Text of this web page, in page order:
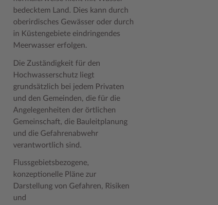
Geodatenportale (Kreiskarte)
Kontakt / Öffnungszeiten
Lebenslagen
Leistungen
Publikationen
Wo Sie uns finden
Wunsch-Kennzeichen ↗
Zuständigkeitsfinder SH ↗
Fotoarchiv
Klimaanpassungskonzept
Kreistag Sitzungskalender
Lokales Wetter
Pressemeldungen
Social Media
Stellenangebote
Stormarninfo
Termine
Kreispräsident
Kreistag Sitzungskalender
Kreisverwaltung
Landrat
Stabsbereiche
Städte und Gemeinden
Wahlen im Kreis
Wappen und Geschichte
Wappenrolle
Offene Stellen
Weiterbildung beim Kreis Stormarn
Wen wir suchen
Klimaschutz beim Kreis Stormarn
Stormarner Bündnis für bezahlbares Wohnen
Wirtschafts- und Aufbaugesellschaft Stormarn
Zahlen, Daten, Fakten
Kulturelle Einrichtungen
Naturschutzgebiete
Radwandern
Storchenhorste
Lieblingsplätze in der Metropolregion
Termine und Veranstaltungen
Tourismus
Umlandscout Hamburg
Vereine und Gruppen
Wälder und Moore
bedecktem Land. Dies kann durch
oberirdisches Gewässer oder durch
in Küstengebiete eindringendes
Meerwasser erfolgen.
Die Zuständigkeit für den
Hochwasserschutz liegt
grundsätzlich bei jedem Privaten
und den Gemeinden, die für die
Angelegenheiten der örtlichen
Gemeinschaft, die Bauleitplanung
und die Gefahrenabwehr
verantwortlich sind.
Flussgebietsbezogene,
konzeptionelle Pläne zur
Darstellung von Gefahren, Risiken
und